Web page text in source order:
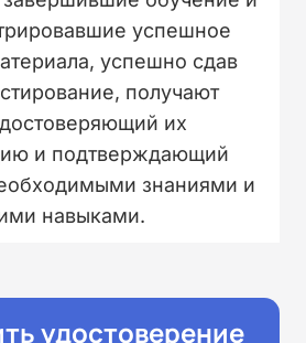
успешное
успешно сдав
получают
их
и подтверждающий
знаниями и
навыками.
удостоверение